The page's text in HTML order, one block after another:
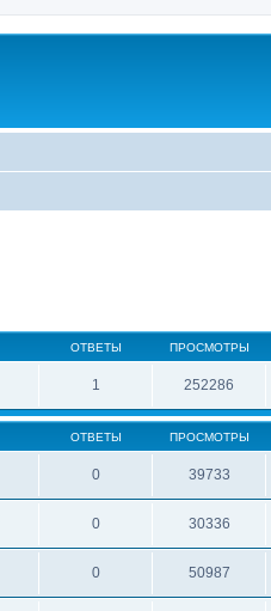
ОТВЕТЫ ПРОСМОТРЫ
1 252286
ОТВЕТЫ ПРОСМОТРЫ
0 39733
0 30336
0 50987